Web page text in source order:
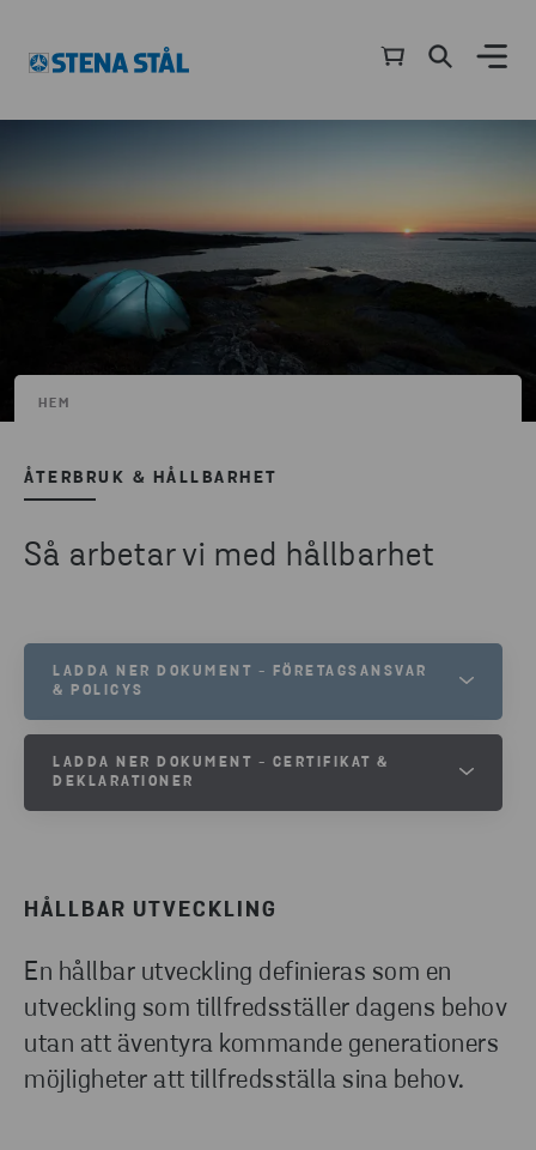
HEM
ÅTERBRUK & HÅLLBARHET
Så arbetar vi med hållbarhet
HÅLLBAR UTVECKLING
En hållbar utveckling definieras som en
utveckling som tillfredsställer dagens behov
utan att äventyra kommande generationers
möjligheter att tillfredsställa sina behov.
LADDA NER DOKUMENT - FÖRETAGSANSVAR
& POLICYS
UPPFÖRANDEKOD
POLICY FÖR HÄLSA, ARBETSMILJÖ OCH
ISO CERTIFIKAT FÖR KVALITET, MILJÖ OCH
ARBETSMILJÖ (SE)
LADDA NER DOKUMENT - CERTIFIKAT &
DEKLARATIONER
CE-MÄRKNING AV BYGGPRODUKTER
CERTIFIKAT FÖR EN1090
BYGGVARUDEKLARATION